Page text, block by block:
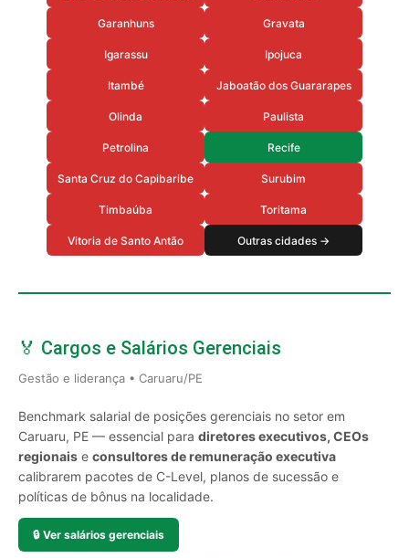
Garanhuns Gravata
Igarassu Ipojuca
Itambé Jaboatão dos Guararapes
Olinda Paulista
Petrolina Recife
Santa Cruz do Capibaribe Surubim
Timbaúba Toritama
Vitoria de Santo Antão Outras cidades →
🏅 Cargos e Salários Gerenciais
Gestão e liderança • Caruaru/PE
Benchmark salarial de posições gerenciais no setor em
Caruaru, PE — essencial para diretores executivos, CEOs
regionais e consultores de remuneração executiva
calibrarem pacotes de C-Level, planos de sucessão e
políticas de bônus na localidade.
🔒 Ver salários gerenciais